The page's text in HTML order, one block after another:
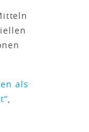
als
,